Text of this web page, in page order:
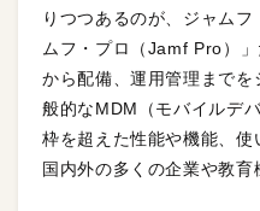
りつつあるのが、ジャム
ムフ・プロ（Jamf Pro）
から配備、運用管理まで
般的なMDM（モバイルデ
枠を超えた性能や機能、使
国内外の多くの企業や教育